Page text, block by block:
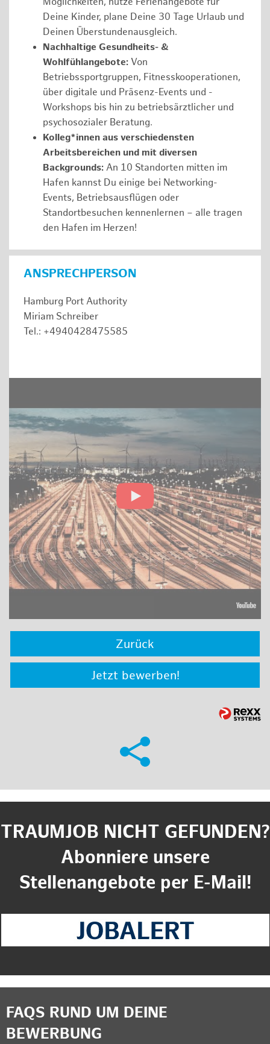
Deine Kinder, plane Deine 30 Tage Urlaub und
Deinen Überstundenausgleich.
Nachhaltige Gesundheits- &
Wohlfühlangebote: Von
Betriebssportgruppen, Fitnesskooperationen,
über digitale und Präsenz-Events und -
Workshops bis hin zu betriebsärztlicher und
psychosozialer Beratung.
Kolleg*innen aus verschiedensten
Arbeitsbereichen und mit diversen
Backgrounds: An 10 Standorten mitten im
Hafen kannst Du einige bei Networking-
Events, Betriebsausflügen oder
Standortbesuchen kennenlernen – alle tragen
den Hafen im Herzen!
ANSPRECHPERSON
Hamburg Port Authority
Miriam Schreiber
Tel.: +4940428475585
Zurück
Jetzt bewerben!
TRAUMJOB NICHT GEFUNDEN?
Abonniere unsere
Stellenangebote per E-Mail!
FAQS RUND UM DEINE
BEWERBUNG